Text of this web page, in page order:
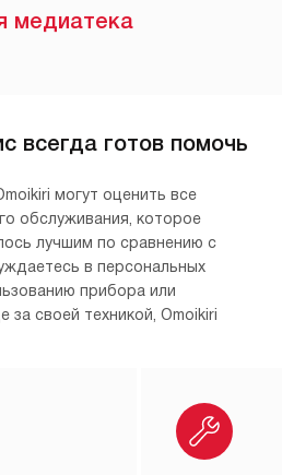
медиатека
всегда готов помочь
могут оценить все
обслуживания, которое
лучшим по сравнению с
в персональных
прибора или
своей техникой, Omoikiri